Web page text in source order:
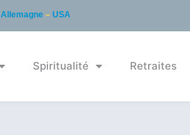
Allemagne– USA
Spiritualité Retraites